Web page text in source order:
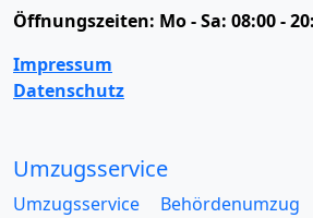
Öffnungszeiten: Mo - Sa: 08:00 -
Impressum
Datenschutz
Umzugsservice
Umzugsservice Behördenumzug